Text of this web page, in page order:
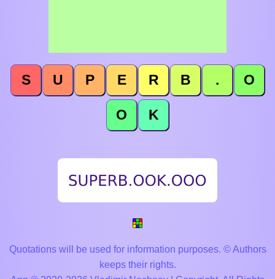
S U P E R B . O
O K
Quotations will be used for information purposes. © Authors
keeps their rights.